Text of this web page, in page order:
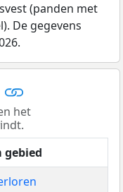
(panden met
De gegevens
het
gebied